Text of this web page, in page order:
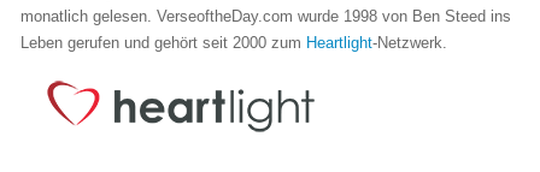
monatlich gelesen. VerseoftheDay.com wurde 1998 von Ben Steed ins
Leben gerufen und gehört seit 2000 zum Heartlight-Netzwerk.